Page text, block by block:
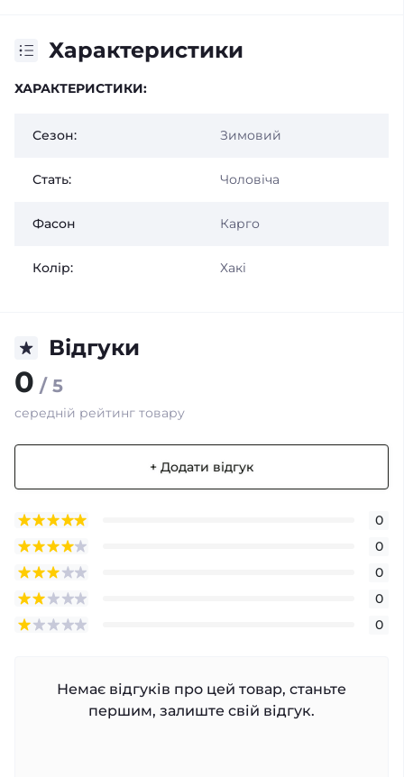
Характеристики
ХАРАКТЕРИСТИКИ:
Сезон: Зимовий
Стать: Чоловіча
Фасон Карго
Колір: Хакі
Відгуки
0 / 5
середній рейтинг товару
+ Додати відгук
0
0
0
0
0
Немає відгуків про цей товар, станьте
першим, залиште свій відгук.